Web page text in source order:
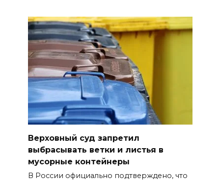
Верховный суд запретил
выбрасывать ветки и листья в
мусорные контейнеры
В России официально подтверждено, что